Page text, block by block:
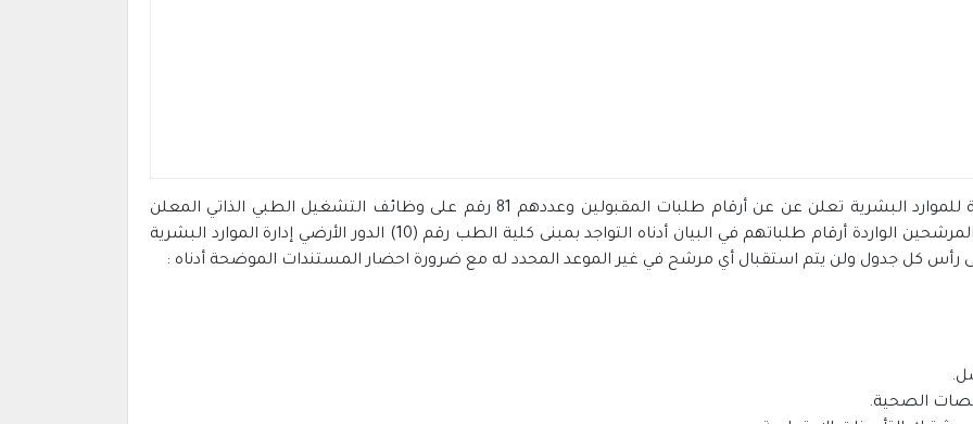
جامعة الملك عبدالعزيز مُمثلة في الإدارة العامة للموارد البشرية تعلن عن عن أرقام طلبات المقبولين وعددهم 81 رقم على وظائف التشغيل الطبي الذاتي المعلن
عنها لعام 1443هـ بالمستشفى الجامعي وعلى المرشحين الواردة أرقام طلباتهم في البيان أدناه التواجد بمبنى كلية الطب رقم (10) الدور الأرضي إدارة الموارد البشرية
الصحية.